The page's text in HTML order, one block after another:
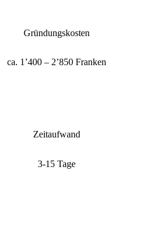
Gründungskosten
ca. 1’400 – 2’850 Franken
Zeitaufwand
3-15 Tage